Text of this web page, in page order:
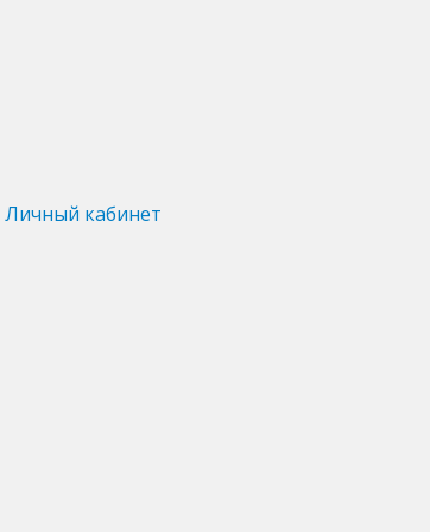
Личный кабинет